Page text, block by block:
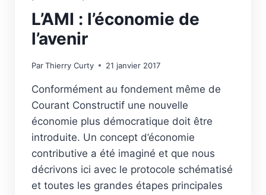
L’AMI : l’économie de
l’avenir
ParThierry Curty 21 janvier 2017
Conformément au fondement même de
Courant Constructif une nouvelle
économie plus démocratique doit être
introduite. Un concept d’économie
contributive a été imaginé et que nous
décrivons ici avec le protocole schématisé
et toutes les grandes étapes principales